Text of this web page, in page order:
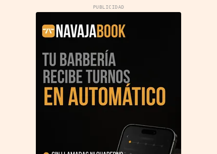
PUBLICIDAD